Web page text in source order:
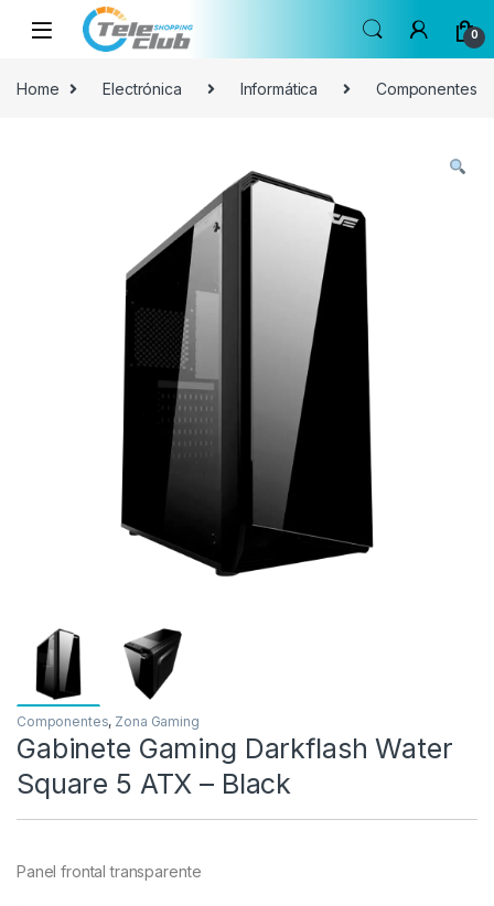
Skip to navigation
Skip to content
0
Home Electrónica Informática Componentes
Componentes, Zona Gaming
Gabinete Gaming Darkflash Water
Square 5 ATX – Black
Panel frontal transparente